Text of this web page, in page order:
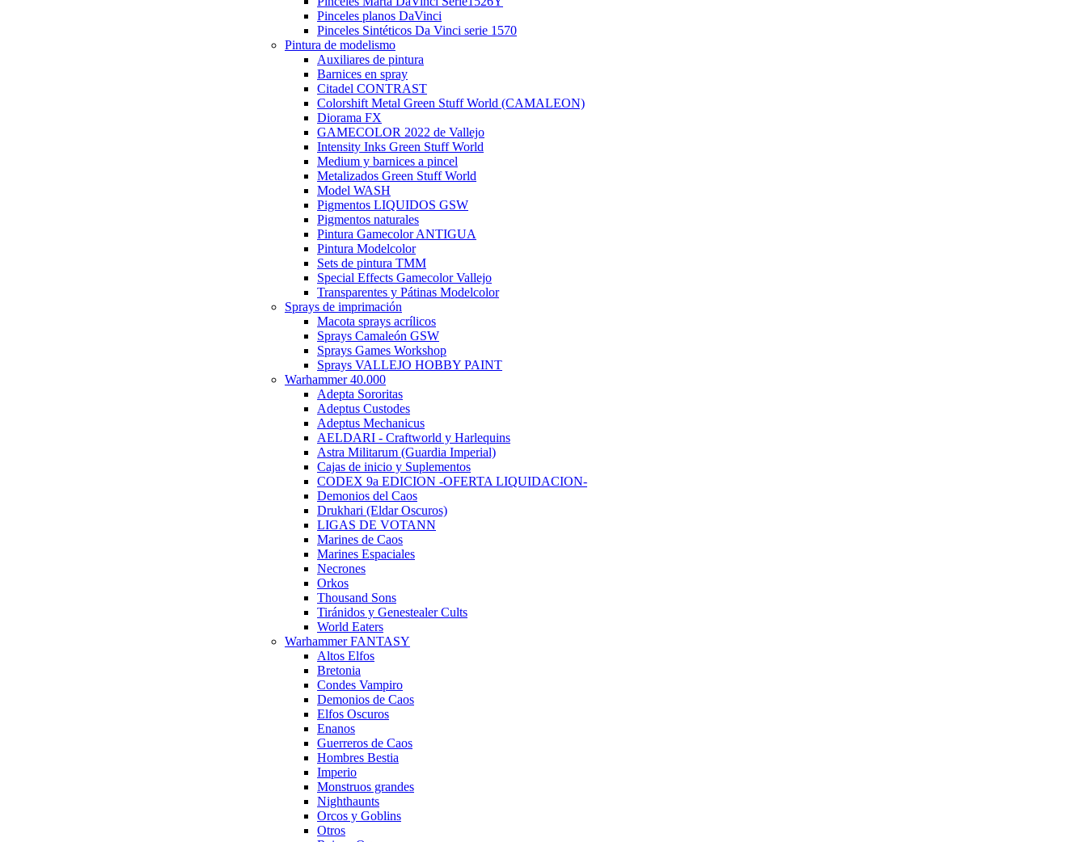
Pinceles planos DaVinci
Pinceles Sintéticos Da Vinci serie 1570
Pintura de modelismo
Auxiliares de pintura
Barnices en spray
Citadel CONTRAST
Colorshift Metal Green Stuff World (CAMALEON)
Diorama FX
GAMECOLOR 2022 de Vallejo
Intensity Inks Green Stuff World
Medium y barnices a pincel
Metalizados Green Stuff World
Model WASH
Pigmentos LIQUIDOS GSW
Pigmentos naturales
Pintura Gamecolor ANTIGUA
Pintura Modelcolor
Sets de pintura TMM
Special Effects Gamecolor Vallejo
Transparentes y Pátinas Modelcolor
Sprays de imprimación
Macota sprays acrílicos
Sprays Camaleón GSW
Sprays Games Workshop
Sprays VALLEJO HOBBY PAINT
Warhammer 40.000
Adepta Sororitas
Adeptus Custodes
Adeptus Mechanicus
AELDARI - Craftworld y Harlequins
Astra Militarum (Guardia Imperial)
Cajas de inicio y Suplementos
CODEX 9a EDICION -OFERTA LIQUIDACION-
Demonios del Caos
Drukhari (Eldar Oscuros)
LIGAS DE VOTANN
Marines de Caos
Marines Espaciales
Necrones
Orkos
Thousand Sons
Tiránidos y Genestealer Cults
World Eaters
Warhammer FANTASY
Altos Elfos
Bretonia
Condes Vampiro
Demonios de Caos
Elfos Oscuros
Enanos
Guerreros de Caos
Hombres Bestia
Imperio
Monstruos grandes
Nighthaunts
Orcos y Goblins
Otros